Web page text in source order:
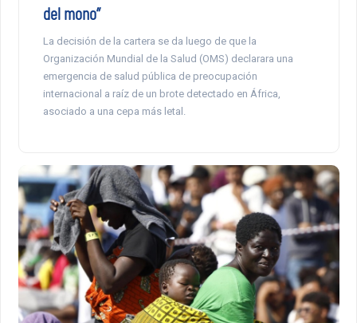
del mono”
La decisión de la cartera se da luego de que la
Organización Mundial de la Salud (OMS) declarara una
emergencia de salud pública de preocupación
internacional a raíz de un brote detectado en África,
asociado a una cepa más letal.